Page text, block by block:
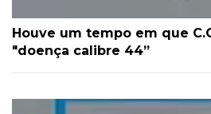
Houve um tempo em que
"doença calibre 44”